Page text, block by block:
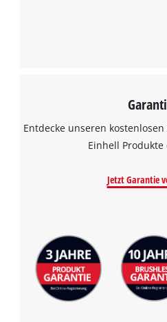
Entdecke unseren
Einhell Produkte
Jetzt Garantie